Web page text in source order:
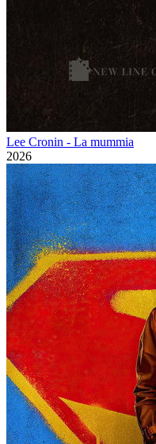
Lee Cronin - La mummia
2026